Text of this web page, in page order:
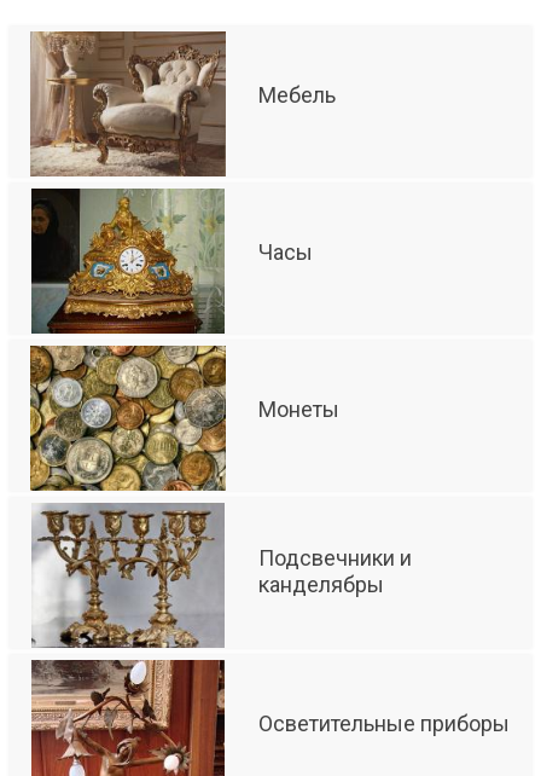
Мебель
Часы
Монеты
Подсвечники и
канделябры
Осветительные приборы